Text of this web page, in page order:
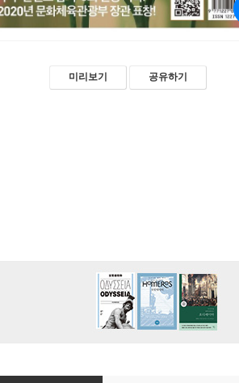
미리보기 공유하기